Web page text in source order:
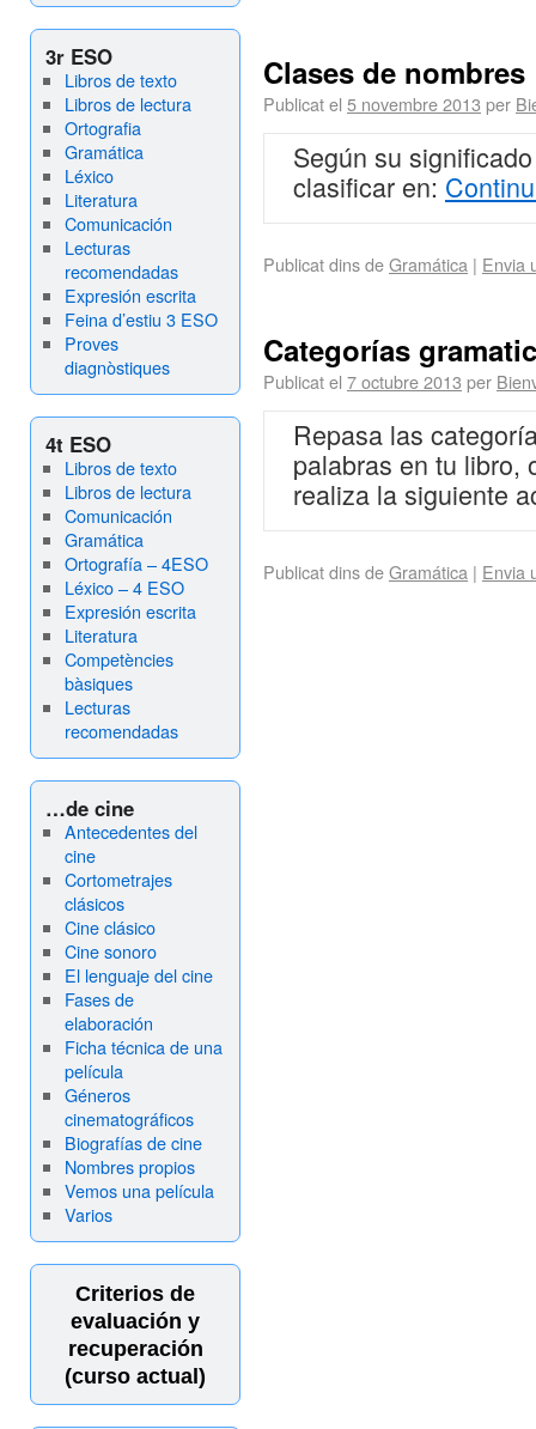
3r ESO
Libros de texto
Libros de lectura
Ortografia
Gramática
Léxico
Literatura
Comunicación
Lecturas
recomendadas
Expresión escrita
Feina d’estiu 3 ESO
Proves
diagnòstiques
4t ESO
Libros de texto
Libros de lectura
Comunicación
Gramática
Ortografía – 4ESO
Léxico – 4 ESO
Expresión escrita
Literatura
Competències
bàsiques
Lecturas
recomendadas
…de cine
Antecedentes del
cine
Cortometrajes
clásicos
Cine clásico
Cine sonoro
El lenguaje del cine
Fases de
elaboración
Ficha técnica de una
película
Géneros
cinematográficos
Biografías de cine
Nombres propios
Vemos una película
Varios
Criterios de
evaluación y
recuperación
(curso actual)
Clases de nombres
Publicat el 5 novembre 2013 per
Según su
clasificar en:
Publicat dins deGramática | Envia
Categorías
Publicat el 7 octubre 2013 per
Repasa las
palabras en tu libro,
realiza la siguiente
Publicat dins deGramática | Envia